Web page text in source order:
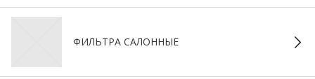
ФИЛЬТРА САЛОННЫЕ